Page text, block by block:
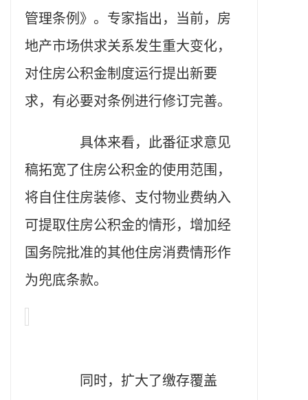
管理条例》。专家指出，当前，房
地产市场供求关系发生重大变化，
对住房公积金制度运行提出新要
求，有必要对条例进行修订完善。
具体来看，此番征求意见
稿拓宽了住房公积金的使用范围，
将自住住房装修、支付物业费纳入
可提取住房公积金的情形，增加经
国务院批准的其他住房消费情形作
为兜底条款。
同时，扩大了缴存覆盖